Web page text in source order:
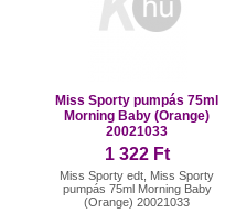
Miss Sporty pumpás 75ml
Morning Baby (Orange)
20021033
1 322 Ft
Miss Sporty edt, Miss Sporty
pumpás 75ml Morning Baby
(Orange) 20021033